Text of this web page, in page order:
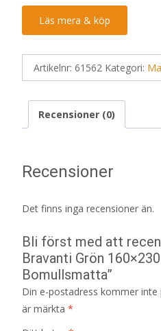
Läs mera & köp
Artikelnr: 61562 Kategori:
Recensioner (0)
Recensioner
Det finns inga recensioner än.
Bli först med att
Bravanti Grön
Bomullsmatta”
Din e-postadress kommer inte
är märkta *